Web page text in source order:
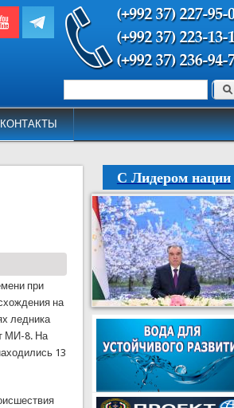
КОНТАКТЫ
Форма поиска Поиск
при
на
ледника
МИ-8. На
13
С Лидером нации